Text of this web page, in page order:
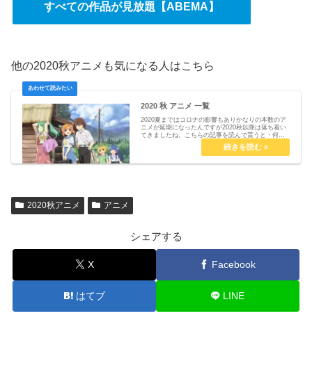
すべての作品が見放題【ABEMA】
他の2020秋アニメも気になる人はこちら
2020 秋 アニメ 一覧
2020夏まではコロナの影響もありかなりの本数のア
ニメが延期になったんですが2020秋以降は落ち着い
てきましたね。こちらの記事を読んで貰うと・何か
と気になるオリジナルアニメ・なろうももちろんあ
り！・2期以降のアニメは話題作しかない以上、20...
2020秋アニメ アニメ
シェアする
X Facebook
はてブ LINE